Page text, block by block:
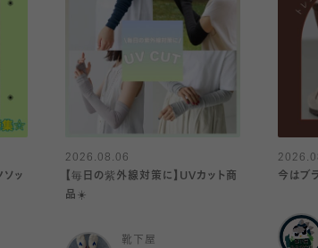
ッ
2026.08.06
【毎日の紫外線対策に】UVカット商
品☀️
靴下屋
今はブ